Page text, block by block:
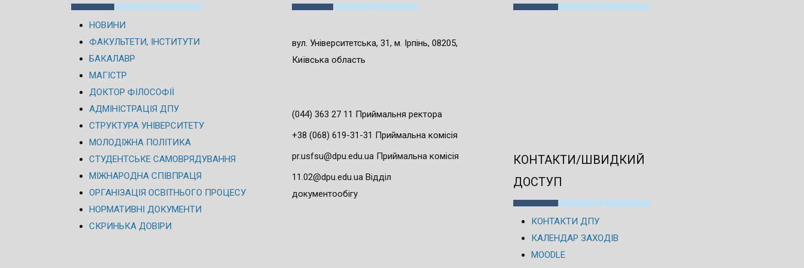
НОВИНИ
ФАКУЛЬТЕТИ, ІНСТИТУТИ
БАКАЛАВР
МАГІСТР
ДОКТОР ФІЛОСОФІЇ
АДМІНІСТРАЦІЯ ДПУ
СТРУКТУРА УНІВЕРСИТЕТУ
МОЛОДІЖНА ПОЛІТИКА
СТУДЕНТСЬКЕ САМОВРЯДУВАННЯ
МІЖНАРОДНА СПІВПРАЦЯ
ОРГАНІЗАЦІЯ ОСВІТНЬОГО ПРОЦЕСУ
НОРМАТИВНІ ДОКУМЕНТИ
СКРИНЬКА ДОВІРИ
вул. Університетська, 31, м. Ірпінь, 08205,
Київська область
(044) 363 27 11 Приймальня ректора
+38 (068) 619-31-31 Приймальна комісія
pr.usfsu@dpu.edu.ua Приймальна комісія
11.02@dpu.edu.ua Відділ
документообігу
КОНТАКТИ/ШВИДКИЙ
ДОСТУП
КОНТАКТИ ДПУ
КАЛЕНДАР ЗАХОДІВ
MOODLE